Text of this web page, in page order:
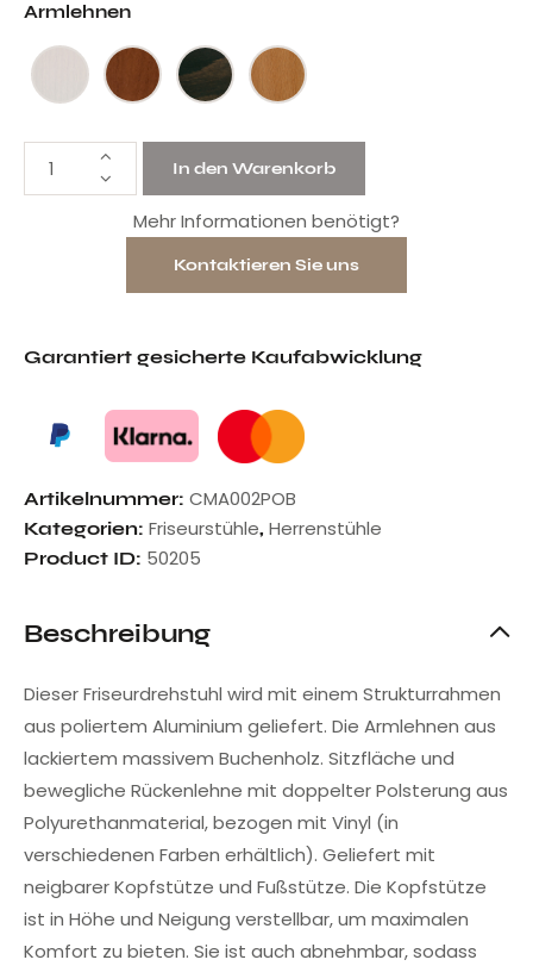
Armlehnen
In den Warenkorb
Mehr Informationen benötigt?
Kontaktieren Sie uns
Garantiert gesicherte Kaufabwicklung
Artikelnummer: CMA002POB
Kategorien: Friseurstühle, Herrenstühle
Product ID: 50205
Beschreibung
Dieser Friseurdrehstuhl wird mit einem Strukturrahmen
aus poliertem Aluminium geliefert. Die Armlehnen aus
lackiertem massivem Buchenholz. Sitzfläche und
bewegliche Rückenlehne mit doppelter Polsterung aus
Polyurethanmaterial, bezogen mit Vinyl (in
verschiedenen Farben erhältlich). Geliefert mit
neigbarer Kopfstütze und Fußstütze. Die Kopfstütze
ist in Höhe und Neigung verstellbar, um maximalen
Komfort zu bieten. Sie ist auch abnehmbar, sodass